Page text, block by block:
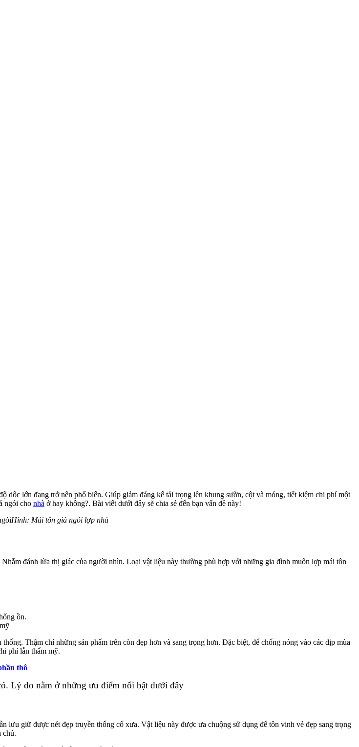
dốc lớn đang trở nên phổ biến. Giúp giảm đáng kể tải trọng lên khung sườn, cột và móng, tiết kiệm chi phí một
ngói cho nhà ở hay không?. Bài viết dưới đây sẽ chia sẻ đến bạn vấn đề này!
Hình: Mái tôn giả ngói lợp nhà
đánh lừa thị giác của người nhìn. Loại vật liệu này thường phù hợp với những gia đình muốn lợp mái tôn
ồn.
Thậm chí những sản phẩm trên còn đẹp hơn và sang trọng hơn. Đặc biệt, để chống nóng vào các dịp mùa
phí lẫn thẩm mỹ.
thô
Lý do nằm ở những ưu điểm nổi bật dưới đây
lưu giữ được nét đẹp truyền thống cổ xưa. Vật liệu này được ưa chuộng sử dụng để tôn vinh vẻ đẹp sang trọng
chủ.